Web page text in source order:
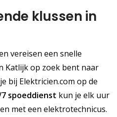
klussen in
vereisen een snelle
Katlijk op zoek bent naar
bij Elektricien.com op de
7 spoeddienst kun je elk uur
met een elektrotechnicus.